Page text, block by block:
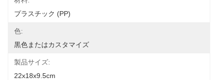
プラスチック (PP)
色:
黒色またはカスタマイズ
製品サイズ:
22x18x9.5cm